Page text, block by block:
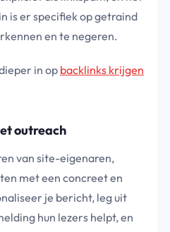
is er specifiek op getraind
en te negeren.
in op backlinks krijgen
outreach
van site-eigenaren,
met een concreet en
je bericht, leg uit
hun lezers helpt, en